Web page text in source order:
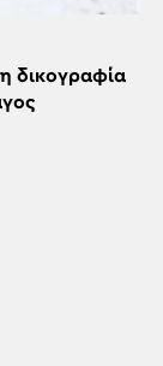
δικογραφία